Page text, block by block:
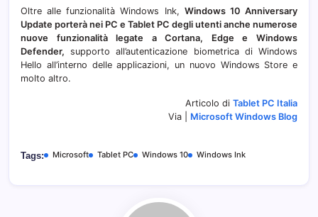
Oltre alle funzionalità Windows Ink, Windows 10 Anniversary
Update porterà nei PC e Tablet PC degli utenti anche numerose
nuove funzionalità legate a Cortana, Edge e Windows
Defender, supporto all’autenticazione biometrica di Windows
Hello all’interno delle applicazioni, un nuovo Windows Store e
molto altro.
Articolo di Tablet PC Italia
Via | Microsoft Windows Blog
Tags: Microsoft Tablet PC Windows 10 Windows Ink